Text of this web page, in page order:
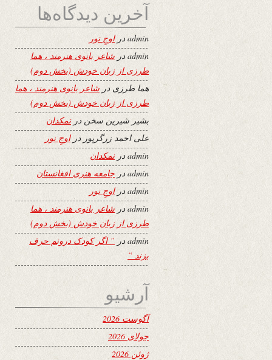
آخرین دیدگاه‌ها
adminدراوجِ نور
adminدر شاعر بانوی هنرمند ، هما
طرزی از زبان خودش (بخش دوم)
هما طرزی در شاعر بانوی هنرمند ، هما
طرزی از زبان خودش (بخش دوم)
بشیر شیرین سخن درنمکدان
علی احمد زرگرپور دراوجِ نور
adminدرنمکدان
adminدر جامعه هنری افغانستان
admin دراوجِ نور
adminدر شاعر بانوی هنرمند ، هما
طرزی از زبان خودش (بخش دوم)
adminدر ” اگر کودک درونم حرف
بزند “
آرشیو
آگوست 2026
جولای 2026
ژوئن 2026